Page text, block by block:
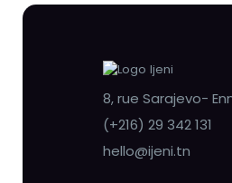
8, rue Sarajevo-
(+216) 29 342 131
hello@ijeni.tn